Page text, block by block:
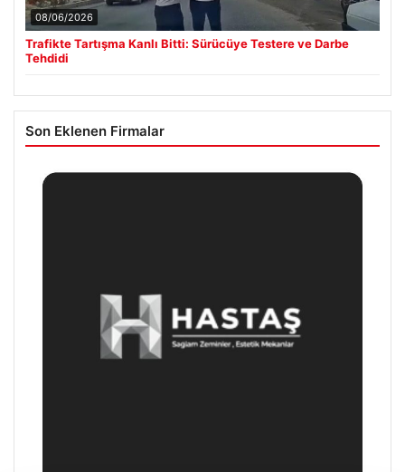
08/06/2026
Trafikte Tartışma Kanlı Bitti: Sürücüye Testere ve Darbe
Tehdidi
Son Eklenen Firmalar